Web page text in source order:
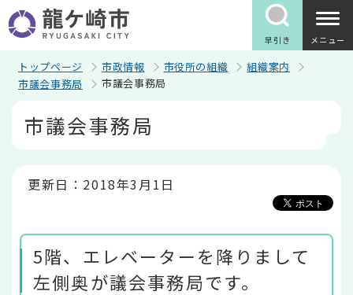
の
ペ
早引き メニュー
トップページ 市政情報 市役所の組織
組織案内
市議会事務局
市議会事務局
市議会事務局
更新日：2018年3月1日
5階、エレベーターを降りまして
左側奥が議会事務局です。